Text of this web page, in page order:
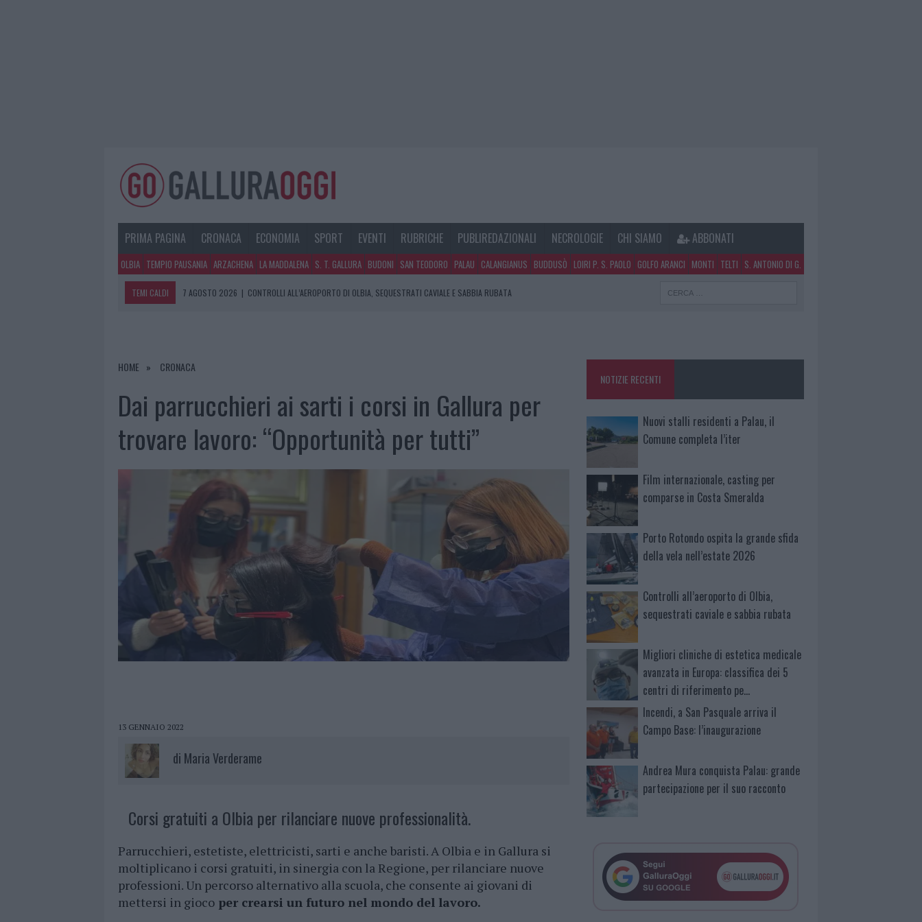
PRIMA PAGINA CRONACA ECONOMIA SPORT EVENTI RUBRICHE PUBLIREDAZIONALI NECROLOGIE CHI SIAMO ABBONATI
OLBIA TEMPIO PAUSANIA ARZACHENA LA MADDALENA S. T. GALLURA BUDONI SAN TEODORO PALAU CALANGIANUS BUDDUSÒ LOIRI P. S. PAOLO GOLFO ARANCI MONTI TELTI S. ANTONIO DI G.
TEMI CALDI 7 AGOSTO 2026 | CONTROLLI ALL’AEROPORTO DI OLBIA, SEQUESTRATI CAVIALE E SABBIA RUBATA
|
MIGLIORI CLINICHE DI ESTETICA MEDICALE AVANZATA IN EUROPA: CLASSIFICA DEI 5 CENTRI DI
7 AGOSTO 2026 |
HOME CRONACA
Dai parrucchieri ai sarti i corsi in Gallura per
trovare lavoro: “Opportunità per tutti”
13 GENNAIO 2022
di Maria Verderame
Corsi gratuiti a Olbia per rilanciare nuove professionalità.
Parrucchieri, estetiste, elettricisti, sarti e anche baristi. A Olbia e in Gallura si
moltiplicano i corsi gratuiti, in sinergia con la Regione, per rilanciare nuove
professioni. Un percorso alternativo alla scuola, che consente ai giovani di
mettersi in gioco per crearsi un futuro nel mondo del lavoro.
NOTIZIE RECENTI
Nuovi stalli residenti a Palau, il
Comune completa l’iter
Film internazionale, casting per
comparse in Costa Smeralda
Porto Rotondo ospita la grande sfida
della vela nell’estate 2026
Controlli all’aeroporto di Olbia,
sequestrati caviale e sabbia rubata
Migliori cliniche di estetica medicale
avanzata in Europa: classifica dei 5
centri di riferimento pe…
Incendi, a San Pasquale arriva il
Campo Base: l’inaugurazione
Andrea Mura conquista Palau: grande
partecipazione per il suo racconto